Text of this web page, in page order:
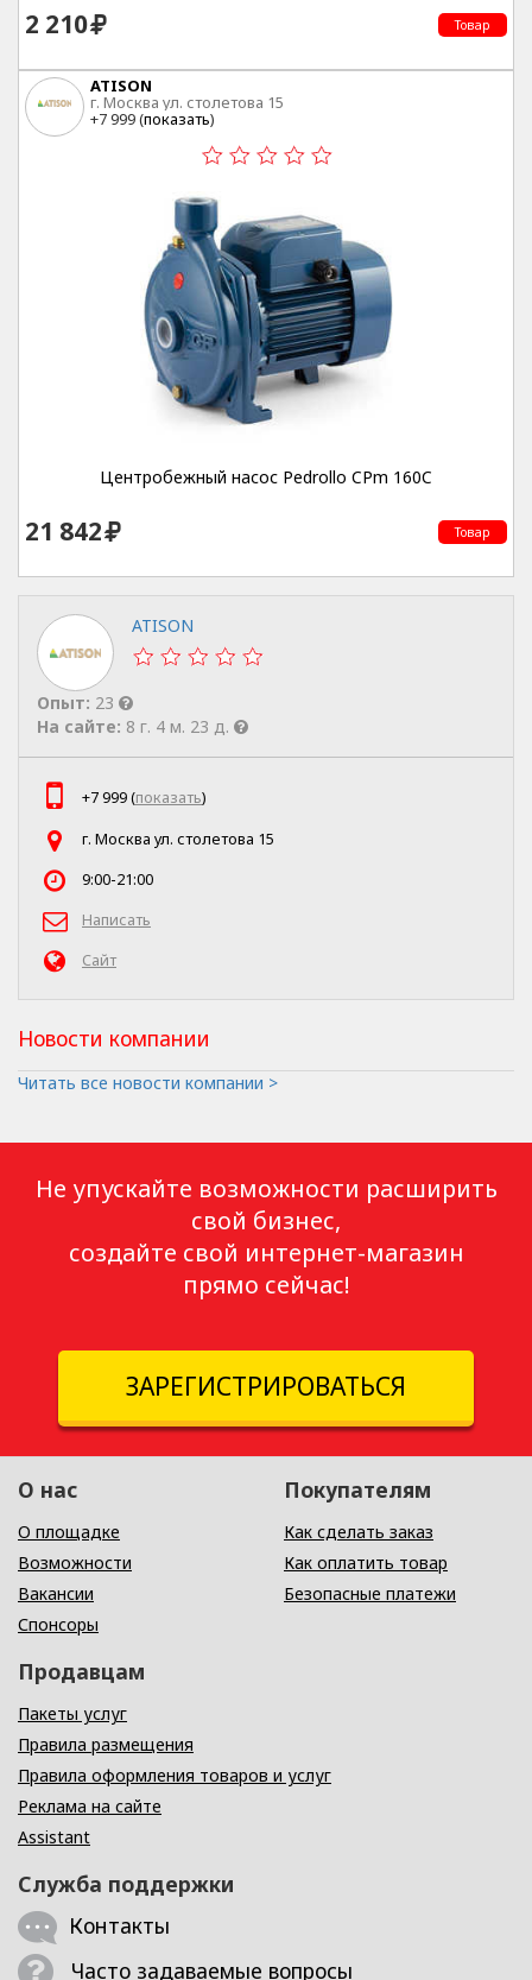
2 210 Товар
ATISON
г. Москва ул. столетова 15
+7 999 (показать)
Центробежный насос Pedrollo CPm 160C
21 842 Товар
ATISON
Опыт: 23
На сайте: 8 г. 4 м. 23 д.
+7 999 (показать)
г. Москва ул. столетова 15
9:00-21:00
Написать
Сайт
Новости компании
Читать все новости компании >
Не упускайте возможности расширить
свой бизнес,
создайте свой интернет-магазин
прямо сейчас!
ЗАРЕГИСТРИРОВАТЬСЯ
О нас
О площадке
Возможности
Вакансии
Спонсоры
Покупателям
Как сделать заказ
Как оплатить товар
Безопасные платежи
Продавцам
Пакеты услуг
Правила размещения
Правила оформления товаров и услуг
Реклама на сайте
Assistant
Служба поддержки
Контакты
Часто задаваемые вопросы